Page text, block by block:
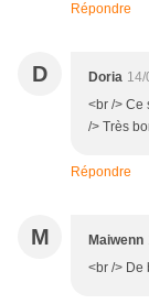
Répondre
D Doria
<br /> Ce
/> Très
Répondre
M Maiwenn
<br /> De